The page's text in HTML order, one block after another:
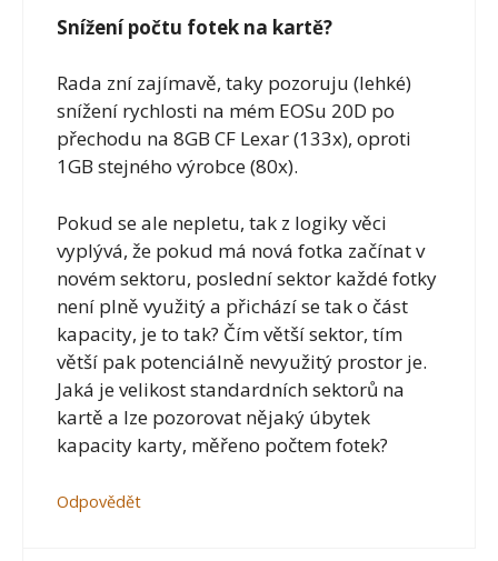
Snížení počtu fotek na kartě?
Rada zní zajímavě, taky pozoruju (lehké)
snížení rychlosti na mém EOSu 20D po
přechodu na 8GB CF Lexar (133x), oproti
1GB stejného výrobce (80x).
Pokud se ale nepletu, tak z logiky věci
vyplývá, že pokud má nová fotka začínat v
novém sektoru, poslední sektor každé fotky
není plně využitý a přichází se tak o část
kapacity, je to tak? Čím větší sektor, tím
větší pak potenciálně nevyužitý prostor je.
Jaká je velikost standardních sektorů na
kartě a lze pozorovat nějaký úbytek
kapacity karty, měřeno počtem fotek?
Odpovědět